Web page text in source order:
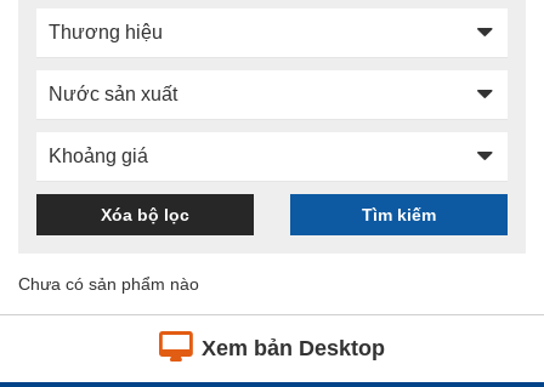
Thương hiệu
Nước sản xuất
Khoảng giá
Xóa bộ lọc Tìm kiếm
Chưa có sản phẩm nào
Xem bản Desktop